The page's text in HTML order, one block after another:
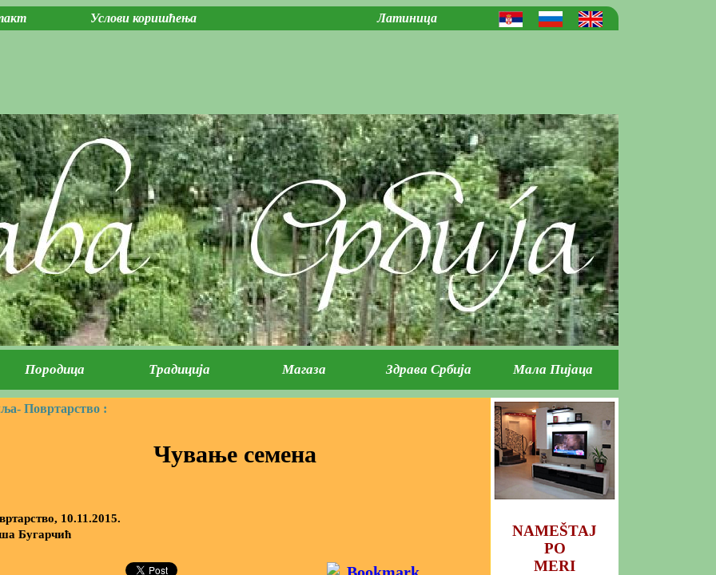
Услови коришћења Латиница
NAMEŠTAJ
PO
MERI
Повртарство :
Чување семена
10.11.2015.
Бугарчић
Породица Традиција Магаза Здрава Србија Мала Пијаца